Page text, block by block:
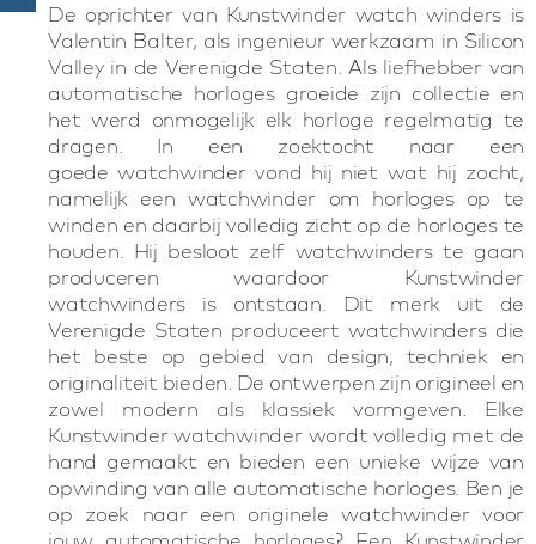
De oprichter van Kunstwinder watch winders is
Valentin Balter, als ingenieur werkzaam in Silicon
Valley in de Verenigde Staten. Als liefhebber van
automatische horloges groeide zijn collectie en
het werd onmogelijk elk horloge regelmatig te
dragen. In een zoektocht naar een
goede watchwinder vond hij niet wat hij zocht,
namelijk een watchwinder om horloges op te
winden en daarbij volledig zicht op de horloges te
houden. Hij besloot zelf watchwinders te gaan
produceren waardoor Kunstwinder
watchwinders is ontstaan. Dit merk uit de
Verenigde Staten produceert watchwinders die
het beste op gebied van design, techniek en
originaliteit bieden. De ontwerpen zijn origineel en
zowel modern als klassiek vormgeven. Elke
Kunstwinder watchwinder wordt volledig met de
hand gemaakt en bieden een unieke wijze van
opwinding van alle automatische horloges. Ben je
op zoek naar een originele watchwinder voor